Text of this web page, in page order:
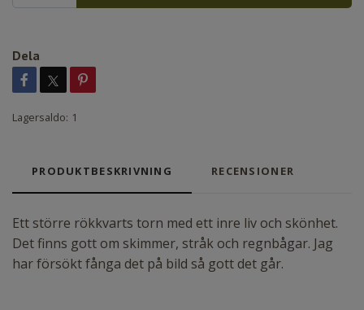
Dela
Lagersaldo: 1
PRODUKTBESKRIVNING RECENSIONER
Ett större rökkvarts torn med ett inre liv och skönhet.
Det finns gott om skimmer, stråk och regnbågar. Jag
har försökt fånga det på bild så gott det går.